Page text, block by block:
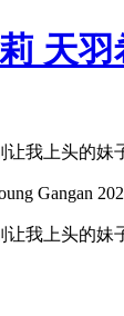
天羽
我上头的
我上头的妹